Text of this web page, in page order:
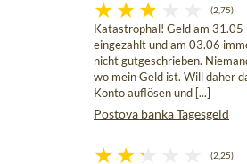
(2,75)
Katastrophal! Geld am 31.05
eingezahlt und am 03.06
nicht gutgeschrieben.
wo mein Geld ist. Will daher
Konto auflösen und [...]
Postova banka Tagesgeld
(2,25)